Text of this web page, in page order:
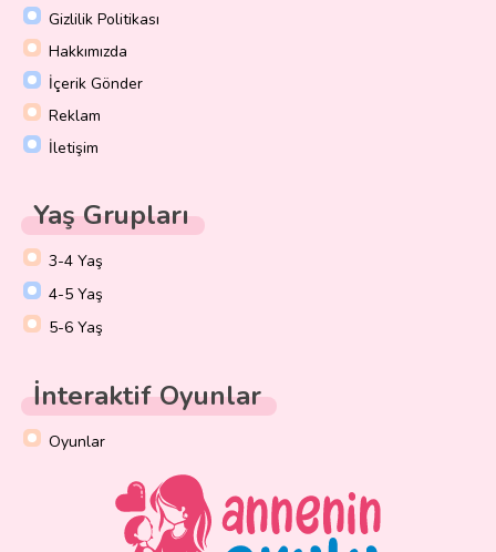
Gizlilik Politikası
Hakkımızda
İçerik Gönder
Reklam
İletişim
Yaş Grupları
3-4 Yaş
4-5 Yaş
5-6 Yaş
İnteraktif Oyunlar
Oyunlar